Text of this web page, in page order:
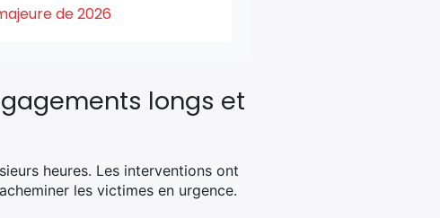
de 2026
longs et
heures. Les interventions ont
les victimes en urgence.